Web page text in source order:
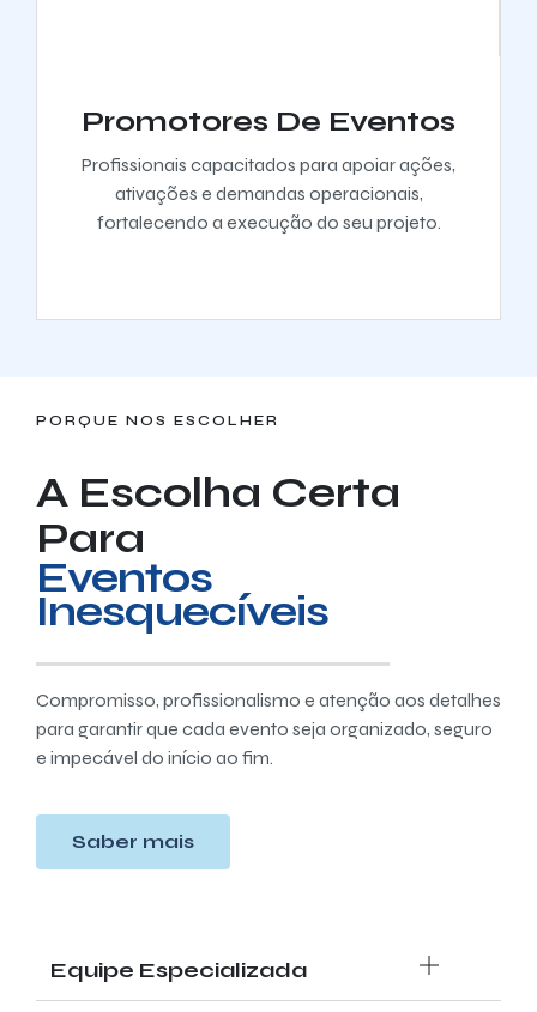
Promotores De Eventos
Profissionais capacitados para apoiar ações,
ativações e demandas operacionais,
fortalecendo a execução do seu projeto.
PORQUE NOS ESCOLHER
A Escolha Certa
Para
Eventos
Inesquecíveis
Compromisso, profissionalismo e atenção aos detalhes
para garantir que cada evento seja organizado, seguro
e impecável do início ao fim.
Saber mais
Equipe Especializada